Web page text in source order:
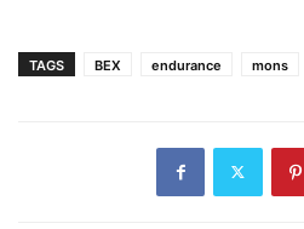
TAGS BEX endurance mons